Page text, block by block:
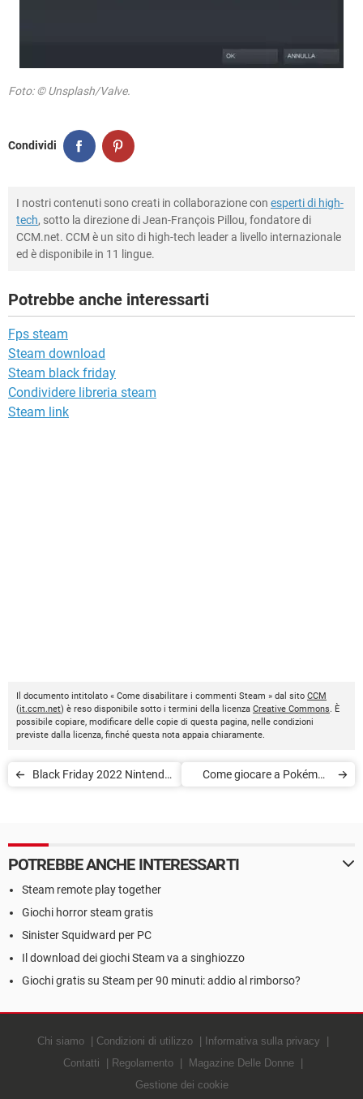
Foto: © Unsplash/Valve.
Condividi
I nostri contenuti sono creati in collaborazione con esperti di high-
tech, sotto la direzione di Jean-François Pillou, fondatore di
CCM.net. CCM è un sito di high-tech leader a livello internazionale
ed è disponibile in 11 lingue.
Potrebbe anche interessarti
Fps steam
Steam download
Steam black friday
Condividere libreria steam
Steam link
Il documento intitolato « Come disabilitare i commenti Steam » dal sito CCM
(it.ccm.net) è reso disponibile sotto i termini della licenza Creative Commons. È
possibile copiare, modificare delle copie di questa pagina, nelle condizioni
previste dalla licenza, finché questa nota appaia chiaramente.
Black Friday 2022 Nintendo
Come giocare a Pokémon
POTREBBE ANCHE INTERESSARTI
Steam remote play together
Giochi horror steam gratis
Sinister Squidward per PC
Il download dei giochi Steam va a singhiozzo
Giochi gratis su Steam per 90 minuti: addio al rimborso?
Chi siamo Condizioni di utilizzo
Informativa sulla privacy
Contatti
Regolamento
Magazine Delle Donne
Gestione dei cookie